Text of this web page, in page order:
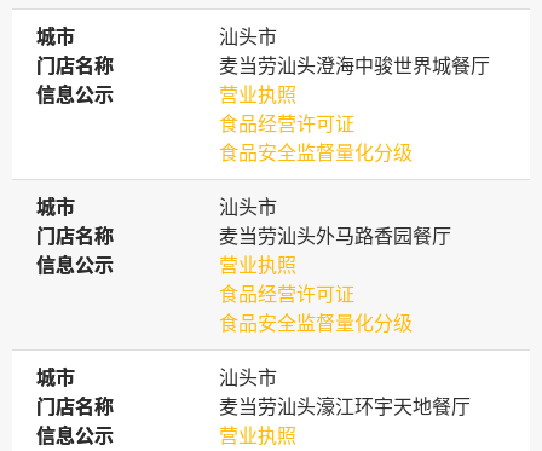
城市
城市
汕头市
门店名称
门店名称
麦当劳汕头澄海中骏世界城餐厅
信息公示
信息公示
营业执照
食品经营许可证
食品安全监督量化分级
城市
城市
汕头市
门店名称
门店名称
麦当劳汕头外马路香园餐厅
信息公示
信息公示
营业执照
食品经营许可证
食品安全监督量化分级
城市
城市
汕头市
门店名称
门店名称
麦当劳汕头濠江环宇天地餐厅
信息公示
信息公示
营业执照